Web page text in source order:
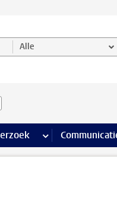
Alle
pagina’s
meer Onderzoek